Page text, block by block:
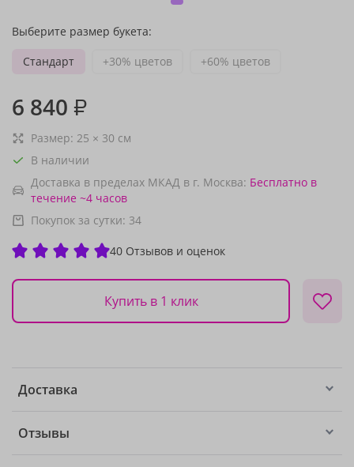
Выберите размер букета:
Стандарт
+30% цветов +60% цветов
6 840 ₽
Размер: 25 × 30 см
В наличии
Доставка в пределах МКАД в г. Москва: Бесплатно в
течение ~4 часов
Покупок за сутки: 34
40 Отзывов и оценок
Купить в 1 клик
Доставка
Отзывы